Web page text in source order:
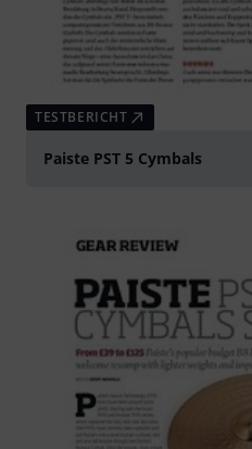
TESTBERICHT
Paiste PST 5 Cymbals